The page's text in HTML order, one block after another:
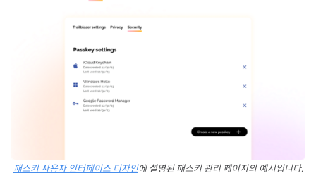
패스키 사용자 인터페이스 디자인에 설명된 패스키 관리 페이지의 예시입니다.